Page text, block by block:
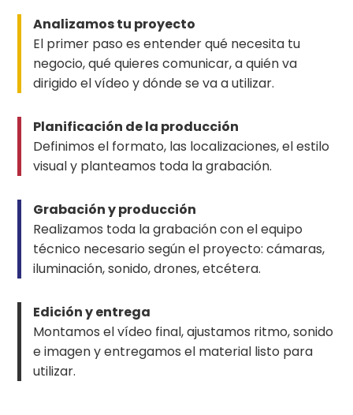
Analizamos tu proyecto
El primer paso es entender qué necesita tu
negocio, qué quieres comunicar, a quién va
dirigido el vídeo y dónde se va a utilizar.
Planificación de la producción
Definimos el formato, las localizaciones, el estilo
visual y planteamos toda la grabación.
Grabación y producción
Realizamos toda la grabación con el equipo
técnico necesario según el proyecto: cámaras,
iluminación, sonido, drones, etcétera.
Edición y entrega
Montamos el vídeo final, ajustamos ritmo, sonido
e imagen y entregamos el material listo para
utilizar.